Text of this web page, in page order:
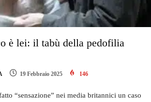
è lei: il tabù della pedofilia
19 Febbraio 2025 146
“sensazione” nei media britannici un caso